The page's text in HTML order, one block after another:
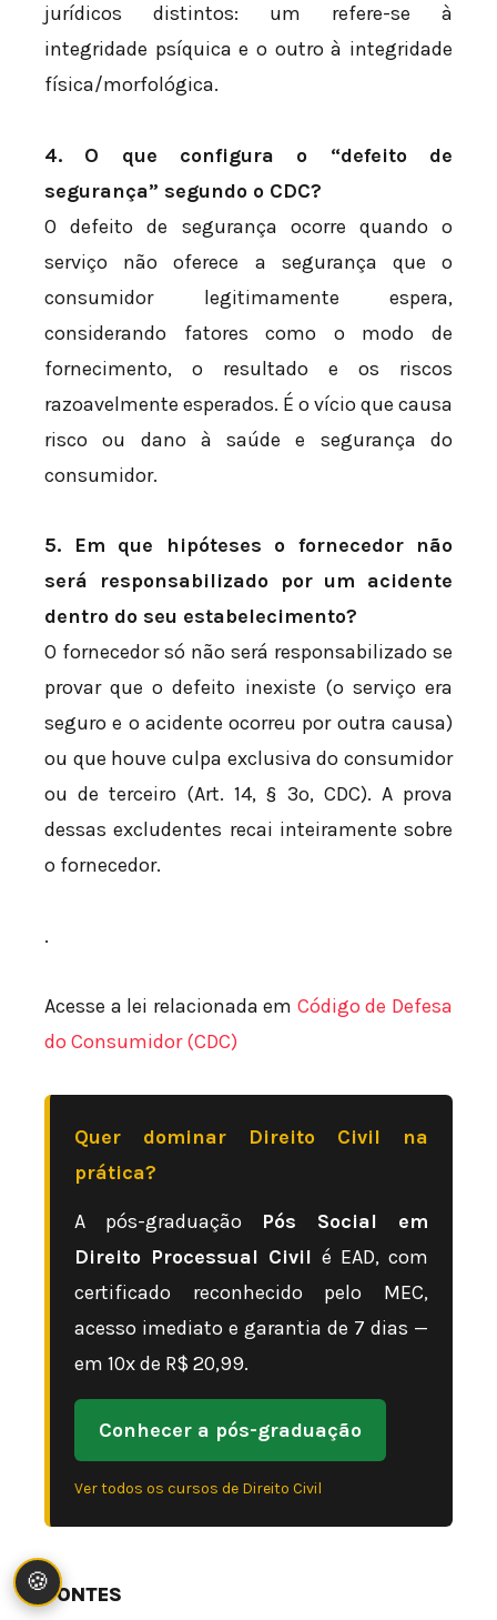
jurídicos distintos: um refere-se à
integridade psíquica e o outro à integridade
física/morfológica.
4. O que configura o “defeito de
segurança” segundo o CDC?
O defeito de segurança ocorre quando o
serviço não oferece a segurança que o
consumidor legitimamente espera,
considerando fatores como o modo de
fornecimento, o resultado e os riscos
razoavelmente esperados. É o vício que causa
risco ou dano à saúde e segurança do
consumidor.
5. Em que hipóteses o fornecedor não
será responsabilizado por um acidente
dentro do seu estabelecimento?
O fornecedor só não será responsabilizado se
provar que o defeito inexiste (o serviço era
seguro e o acidente ocorreu por outra causa)
ou que houve culpa exclusiva do consumidor
ou de terceiro (Art. 14, § 3º, CDC). A prova
dessas excludentes recai inteiramente sobre
o fornecedor.
.
Acesse a lei relacionada em Código de Defesa
do Consumidor (CDC)
Quer dominar Direito Civil na
prática?
A pós-graduação Pós Social em
Direito Processual Civil é EAD, com
certificado reconhecido pelo MEC,
acesso imediato e garantia de 7 dias —
em 10x de R$ 20,99.
Conhecer a pós-graduação
Ver todos os cursos de Direito Civil
FONTES
🍪